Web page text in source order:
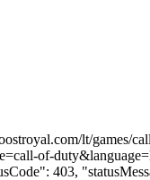
lt/games/
of-
403,